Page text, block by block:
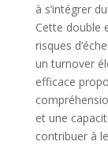
à s’intégrer
Cette double
risques
un turnover
efficace
et une
contribuer à